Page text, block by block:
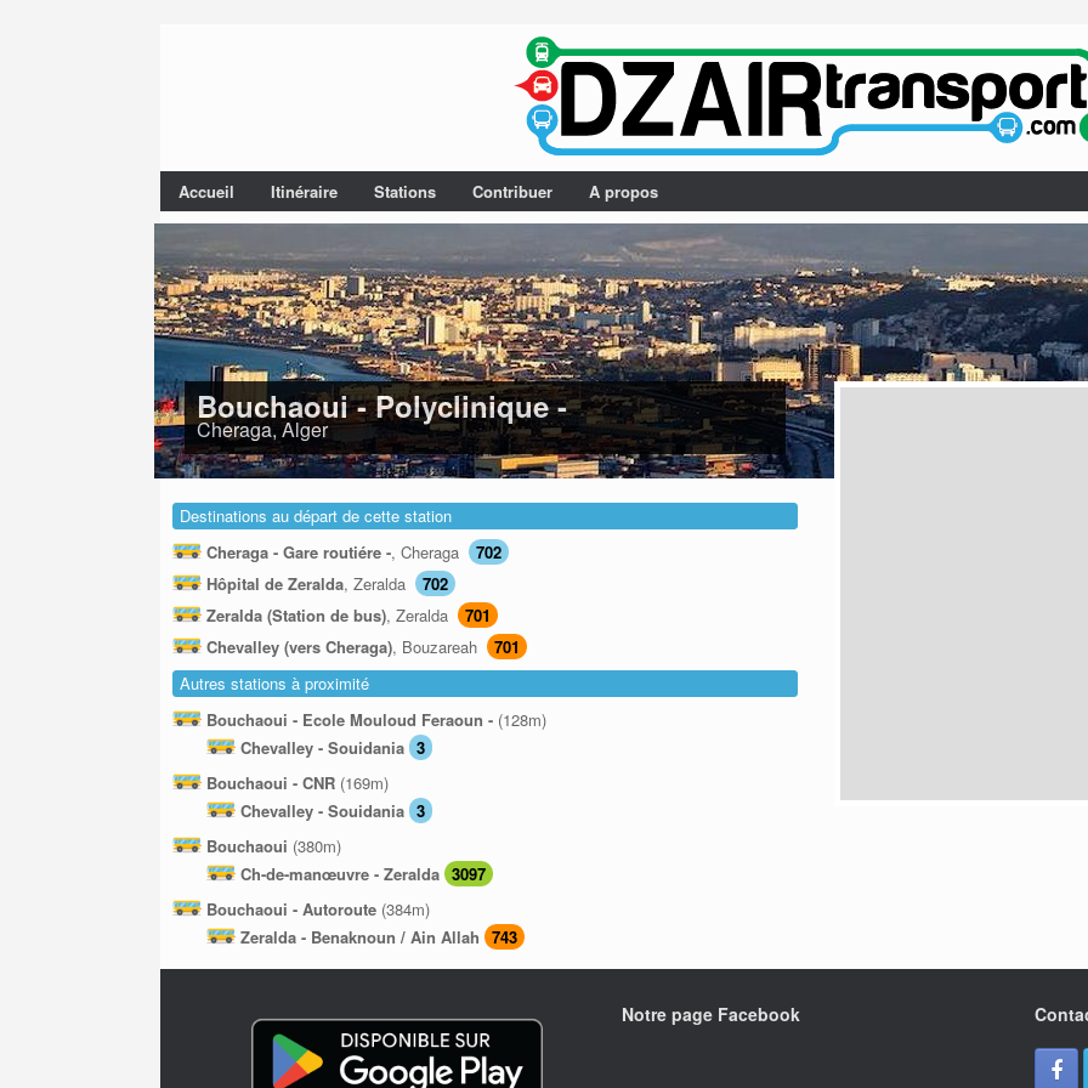
Accueil Itinéraire Stations Contribuer A propos
Bouchaoui - Polyclinique -
Cheraga, Alger
Destinations au départ de cette station
Cheraga - Gare routiére -, Cheraga
702
Hôpital de Zeralda, Zeralda
702
Zeralda (Station de bus), Zeralda
701
Chevalley (vers Cheraga), Bouzareah
701
Autres stations à proximité
Bouchaoui - Ecole Mouloud Feraoun - (128m)
Chevalley - Souidania 3
Bouchaoui - CNR (169m)
Chevalley - Souidania 3
Bouchaoui (380m)
Ch-de-manœuvre - Zeralda 3097
Bouchaoui - Autoroute (384m)
Zeralda - Benaknoun / Ain Allah 743
Notre page Facebook